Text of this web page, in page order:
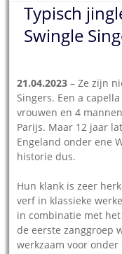
Typisch
Swingle
21.04.2023 – Ze zijn
Singers. Een a
vrouwen en 4
Parijs. Maar 12 jaar
Engeland onder ene
historie dus.
Hun klank is zeer
verf in klassieke
in combinatie met
de eerste zanggroep
werkzaam voor